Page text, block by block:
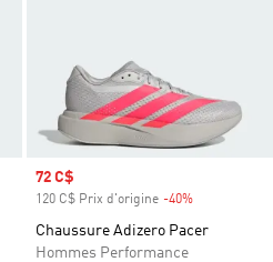
Prix soldé
72 C$
120 C$ Prix d'origine -40%
Chaussure Adizero Pacer
Hommes Performance